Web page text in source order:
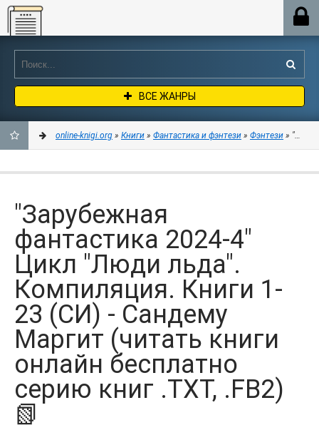
Online-knigi.org
ВСЕ ЖАНРЫ
ЗАКЛАДКИ
online-knigi.org » Книги » Фантастика и фэнтези » Фэнтези »
"Зарубежная
фантастика 2024-4"
Цикл "Люди льда".
Компиляция. Книги 1-
23 (СИ) - Сандему
Маргит (читать книги
онлайн бесплатно
серию книг .TXT, .FB2)
📗